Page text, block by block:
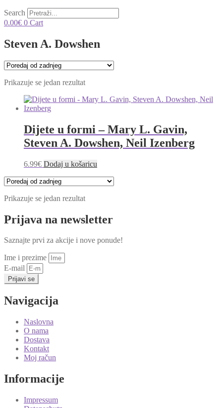
Search
0.00€ 0 Cart
Steven A. Dowshen
Prikazuje se jedan rezultat
Dijete u formi – Mary L. Gavin,
Steven A. Dowshen, Neil Izenberg
6.99€ Dodaj u košaricu
Prikazuje se jedan rezultat
Prijava na newsletter
Saznajte prvi za akcije i nove ponude!
Ime i prezime
E-mail
Prijavi se
Navigacija
Naslovna
O nama
Dostava
Kontakt
Moj račun
Informacije
Impressum